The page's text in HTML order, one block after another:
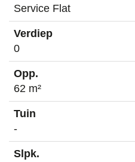
Service Flat
0
62 m²
-